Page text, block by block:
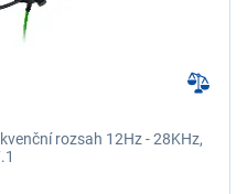
rozsah 12Hz - 28KHz,